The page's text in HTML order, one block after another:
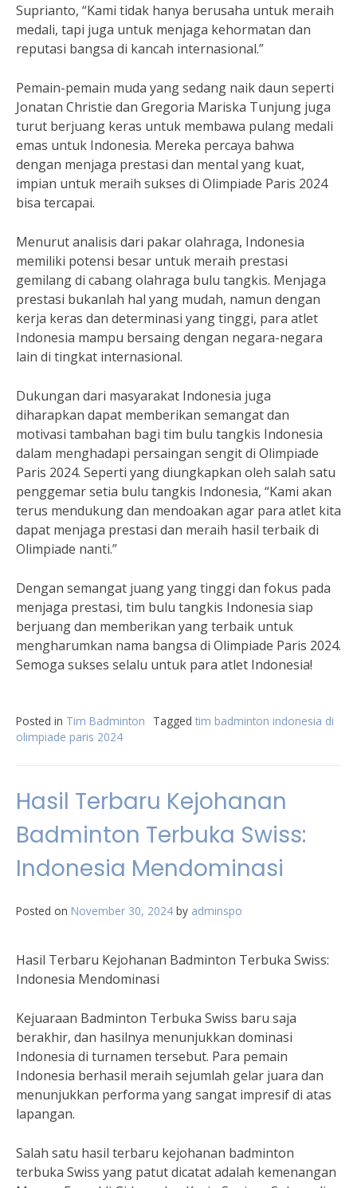
Suprianto, “Kami tidak hanya berusaha untuk meraih
medali, tapi juga untuk menjaga kehormatan dan
reputasi bangsa di kancah internasional.”
Pemain-pemain muda yang sedang naik daun seperti
Jonatan Christie dan Gregoria Mariska Tunjung juga
turut berjuang keras untuk membawa pulang medali
emas untuk Indonesia. Mereka percaya bahwa
dengan menjaga prestasi dan mental yang kuat,
impian untuk meraih sukses di Olimpiade Paris 2024
bisa tercapai.
Menurut analisis dari pakar olahraga, Indonesia
memiliki potensi besar untuk meraih prestasi
gemilang di cabang olahraga bulu tangkis. Menjaga
prestasi bukanlah hal yang mudah, namun dengan
kerja keras dan determinasi yang tinggi, para atlet
Indonesia mampu bersaing dengan negara-negara
lain di tingkat internasional.
Dukungan dari masyarakat Indonesia juga
diharapkan dapat memberikan semangat dan
motivasi tambahan bagi tim bulu tangkis Indonesia
dalam menghadapi persaingan sengit di Olimpiade
Paris 2024. Seperti yang diungkapkan oleh salah satu
penggemar setia bulu tangkis Indonesia, “Kami akan
terus mendukung dan mendoakan agar para atlet kita
dapat menjaga prestasi dan meraih hasil terbaik di
Olimpiade nanti.”
Dengan semangat juang yang tinggi dan fokus pada
menjaga prestasi, tim bulu tangkis Indonesia siap
berjuang dan memberikan yang terbaik untuk
mengharumkan nama bangsa di Olimpiade Paris 2024.
Semoga sukses selalu untuk para atlet Indonesia!
Posted in Tim Badminton Tagged tim badminton indonesia di
olimpiade paris 2024
Hasil Terbaru Kejohanan
Badminton Terbuka Swiss:
Indonesia Mendominasi
Posted on November 30, 2024 by adminspo
Hasil Terbaru Kejohanan Badminton Terbuka Swiss:
Indonesia Mendominasi
Kejuaraan Badminton Terbuka Swiss baru saja
berakhir, dan hasilnya menunjukkan dominasi
Indonesia di turnamen tersebut. Para pemain
Indonesia berhasil meraih sejumlah gelar juara dan
menunjukkan performa yang sangat impresif di atas
lapangan.
Salah satu hasil terbaru kejohanan badminton
terbuka Swiss yang patut dicatat adalah kemenangan